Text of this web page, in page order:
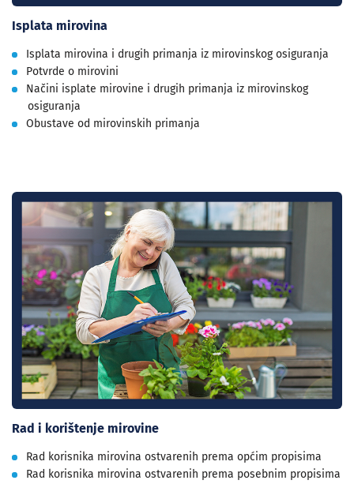
Isplata mirovina
Isplata mirovina i drugih primanja iz mirovinskog osiguranja
Potvrde o mirovini
Načini isplate mirovine i drugih primanja iz mirovinskog
osiguranja
Obustave od mirovinskih primanja
Rad i korištenje mirovine
Rad korisnika mirovina ostvarenih prema općim propisima
Rad korisnika mirovina ostvarenih prema posebnim propisima